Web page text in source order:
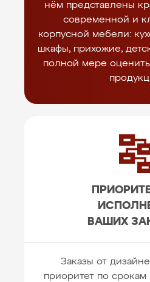
нём представлены
современной и
корпусной мебели:
шкафы, прихожие,
полной мере
ВАШИХ
Заказы от
приоритет по срокам